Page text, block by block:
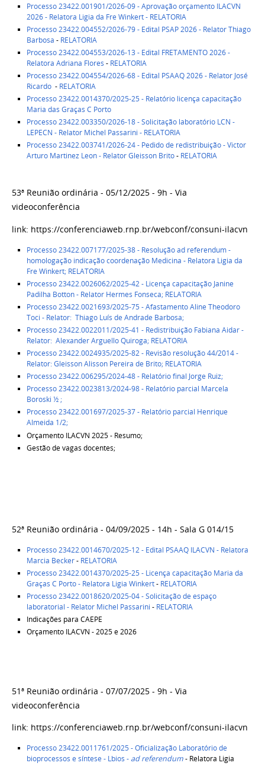
Processo 23422.001901/2026-09 - Aprovação orçamento ILACVN
2026- Relatora Ligia da Fre Winkert - RELATORIA
Processo 23422.004552/2026-79 - Edital PSAP 2026 - Relator Thiago
Barbosa - RELATORIA
Processo 23422.004553/2026-13 - Edital FRETAMENTO 2026-
Relatora Adriana Flores - RELATORIA
Processo 23422.004554/2026-68 - Edital PSAAQ 2026 - Relator José
Ricardo - RELATORIA
Processo 23422.0014370/2025-25 - Relatório licença capacitação
Maria das Graças C Porto
Processo 23422.003350/2026-18 - Solicitação laboratório LCN -
LEPECN - Relator Michel Passarini - RELATORIA
Processo 23422.003741/2026-24 - Pedido de redistribuição - Victor
Arturo Martinez Leon - Relator Gleisson Brito- RELATORIA
53ª Reunião ordinária - 05/12/2025 - 9h - Via
videoconferência
link: https://conferenciaweb.rnp.br/webconf/consuni-ilacvn
Processo 23422.007177/2025-38 - Resoluçãoad referendum-
homologação indicação coordenação Medicina - Relatora Ligia da
Fre Winkert; RELATORIA
Processo 23422.0026062/2025-42 - Licença capacitação Janine
Padilha Botton - Relator Hermes Fonseca; RELATORIA
Processo 23422.0021693/2025-75 - Afastamento Aline Theodoro
Toci - Relator: Thiago Luís de Andrade Barbosa;
Processo 23422.0022011/2025-41 - Redistribuição Fabiana Aidar -
Relator: Alexander Arguello Quiroga; RELATORIA
Processo 23422.0024935/2025-82 - Revisão resolução 44/2014 -
Relator: Gleisson Alisson Pereira de Brito; RELATORIA
Processo 23422.006295/2024-48 - Relatório final Jorge Ruiz;
Processo 23422.0023813/2024-98 - Relatório parcial Marcela
Boroski ½ ;
Processo 23422.001697/2025-37 - Relatório parcial Henrique
Almeida 1/2;
Orçamento ILACVN 2025 - Resumo;
Gestão de vagas docentes;
52ª Reunião ordinária - 04/09/2025 - 14h - Sala G 014/15
Processo 23422.0014670/2025-12 - Edital PSAAQ ILACVN - Relatora
Marcia Becker- RELATORIA
Processo 23422.0014370/2025-25 - Licença capacitação Maria da
Graças C Porto - Relatora Ligia Winkert- RELATORIA
Processo 23422.0018620/2025-04 - Solicitação de espaço
laboratorial - Relator Michel Passarini -RELATORIA
Indicações para CAEPE
Orçamento ILACVN - 2025 e 2026
51ª Reunião ordinária - 07/07/2025 - 9h - Via
videoconferência
link: https://conferenciaweb.rnp.br/webconf/consuni-ilacvn
Processo 23422.0011761/2025 - Oficialização Laboratório de
bioprocessos e síntese - Lbios - ad referendum- Relatora Ligia